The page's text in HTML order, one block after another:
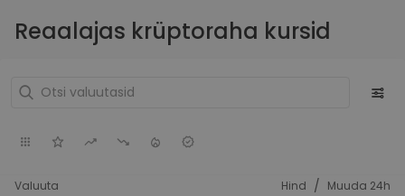
Reaalajas krüptoraha kursid
Valuuta Hind / Muuda 24h